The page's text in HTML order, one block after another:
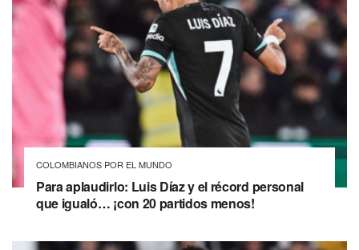
COLOMBIANOS POR EL MUNDO
Para aplaudirlo: Luis Díaz y el récord personal
que igualó… ¡con 20 partidos menos!